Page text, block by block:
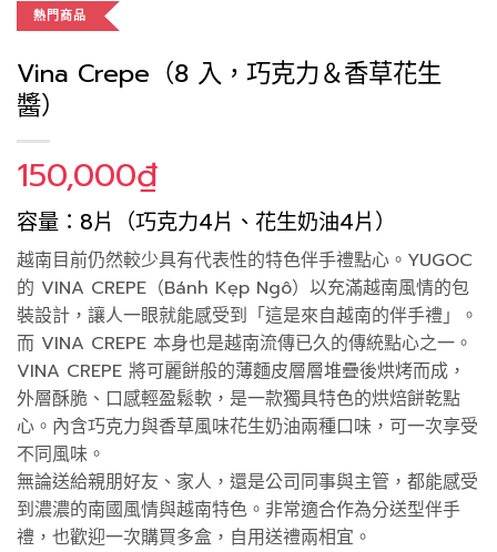
熱門商品
Vina Crepe（8 入，巧克力＆香草花生
醬）
150,000₫
容量：8片（巧克力4片、花生奶油4片）
越南目前仍然較少具有代表性的特色伴手禮點心。YUGOC
的 VINA CREPE（Bánh Kẹp Ngô）以充滿越南風情的包
裝設計，讓人一眼就能感受到「這是來自越南的伴手禮」。
而 VINA CREPE 本身也是越南流傳已久的傳統點心之一。
VINA CREPE 將可麗餅般的薄麵皮層層堆疊後烘烤而成，
外層酥脆、口感輕盈鬆軟，是一款獨具特色的烘焙餅乾點
心。內含巧克力與香草風味花生奶油兩種口味，可一次享受
不同風味。
無論送給親朋好友、家人，還是公司同事與主管，都能感受
到濃濃的南國風情與越南特色。非常適合作為分送型伴手
禮，也歡迎一次購買多盒，自用送禮兩相宜。